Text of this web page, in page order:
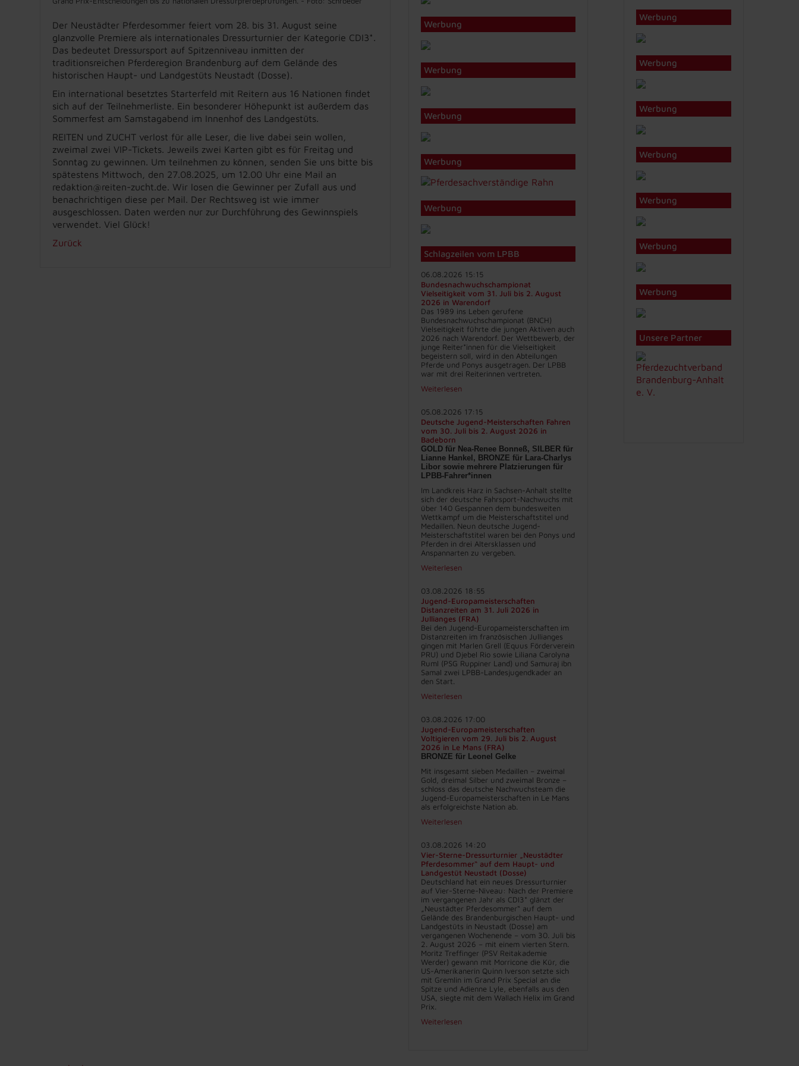
Der Neustädter Pferdesommer feiert vom 28. bis 31. August seine
glanzvolle Premiere als internationales Dressurturnier der Kategorie CDI3*.
Das bedeutet Dressursport auf Spitzenniveau inmitten der
traditionsreichen Pferderegion Brandenburg auf dem Gelände des
historischen Haupt- und Landgestüts Neustadt (Dosse).
Ein international besetztes Starterfeld mit Reitern aus 16 Nationen findet
sich auf der Teilnehmerliste. Ein besonderer Höhepunkt ist außerdem das
Sommerfest am Samstagabend im Innenhof des Landgestüts.
REITEN und ZUCHT verlost für alle Leser, die live dabei sein wollen,
zweimal zwei VIP-Tickets. Jeweils zwei Karten gibt es für Freitag und
Sonntag zu gewinnen. Um teilnehmen zu können, senden Sie uns bitte bis
spätestens Mittwoch, den 27.08.2025, um 12.00 Uhr eine Mail an
redaktion@reiten-zucht.de. Wir losen die Gewinner per Zufall aus und
benachrichtigen diese per Mail. Der Rechtsweg ist wie immer
ausgeschlossen. Daten werden nur zur Durchführung des Gewinnspiels
verwendet. Viel Glück!
Zurück
Werbung
Werbung
Werbung
Werbung
Werbung
Schlagzeilen vom LPBB
06.08.2026 15:15
Bundesnachwuchschampionat
Vielseitigkeit vom 31. Juli bis 2. August
2026 in Warendorf
Das 1989 ins Leben gerufene
Bundesnachwuchschampionat (BNCH)
Vielseitigkeit führte die jungen Aktiven auch
2026 nach Warendorf. Der Wettbewerb, der
junge Reiter*innen für die Vielseitigkeit
begeistern soll, wird in den Abteilungen
Pferde und Ponys ausgetragen. Der LPBB
war mit drei Reiterinnen vertreten.
Weiterlesen
05.08.2026 17:15
Deutsche Jugend-Meisterschaften Fahren
vom 30. Juli bis 2. August 2026 in
Badeborn
GOLD für Nea-Renee Bonneß, SILBER für
Lianne Hankel, BRONZE für Lara-Charlys
Libor sowie mehrere Platzierungen für
LPBB-Fahrer*innen
Im Landkreis Harz in Sachsen-Anhalt stellte
sich der deutsche Fahrsport-Nachwuchs mit
über 140 Gespannen dem bundesweiten
Wettkampf um die Meisterschaftstitel und
Medaillen. Neun deutsche Jugend-
Meisterschaftstitel waren bei den Ponys und
Pferden in drei Altersklassen und
Anspannarten zu vergeben.
Weiterlesen
03.08.2026 18:55
Jugend-Europameisterschaften
Distanzreiten am 31. Juli 2026 in
Jullianges (FRA)
Bei den Jugend-Europameisterschaften im
Distanzreiten im französischen Jullianges
gingen mit Marlen Grell (Equus Förderverein
PRU) und Djebel Rio sowie Liliana Carolyna
Ruml (PSG Ruppiner Land) und Samuraj ibn
Samal zwei LPBB-Landesjugendkader an
den Start.
Weiterlesen
03.08.2026 17:00
Jugend-Europameisterschaften
Voltigieren vom 29. Juli bis 2. August
2026 in Le Mans (FRA)
BRONZE für Leonel Gelke
Mit insgesamt sieben Medaillen – zweimal
Gold, dreimal Silber und zweimal Bronze –
schloss das deutsche Nachwuchsteam die
Jugend-Europameisterschaften in Le Mans
als erfolgreichste Nation ab.
Weiterlesen
03.08.2026 14:20
Vier-Sterne-Dressurturnier „Neustädter
Pferdesommer“ auf dem Haupt- und
Landgestüt Neustadt (Dosse)
Deutschland hat ein neues Dressurturnier
auf Vier-Sterne-Niveau: Nach der Premiere
im vergangenen Jahr als CDI3* glänzt der
„Neustädter Pferdesommer“ auf dem
Gelände des Brandenburgischen Haupt- und
Landgestüts in Neustadt (Dosse) am
vergangenen Wochenende – vom 30. Juli bis
2. August 2026 – mit einem vierten Stern.
Moritz Treffinger (PSV Reitakademie
Werder) gewann mit Morricone die Kür, die
US-Amerikanerin Quinn Iverson setzte sich
mit Gremlin im Grand Prix Special an die
Spitze und Adienne Lyle, ebenfalls aus den
USA, siegte mit dem Wallach Helix im Grand
Prix.
Weiterlesen
Werbung
Werbung
Werbung
Werbung
Werbung
Werbung
Werbung
Unsere Partner